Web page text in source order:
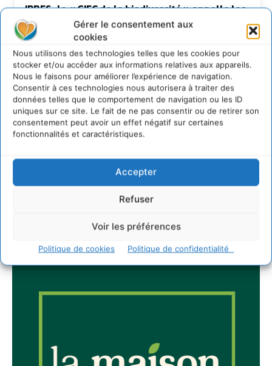
Gérer le consentement aux
cookies
Nous utilisons des technologies telles que les cookies pour
stocker et/ou accéder aux informations relatives aux appareils.
Nous le faisons pour améliorer l’expérience de navigation.
Consentir à ces technologies nous autorisera à traiter des
données telles que le comportement de navigation ou les ID
uniques sur ce site. Le fait de ne pas consentir ou de retirer son
consentement peut avoir un effet négatif sur certaines
fonctionnalités et caractéristiques.
Accepter
Refuser
Voir les préférences
Politique de cookies Politique de confidentialité
IPBES : le « GIEC de la biodiversité » appelle les
entreprises à devenir des alliées du vivant
4 août 2026
Comment le sol français a perdu sa mémoire
hydrique et déréglé tout le territoire (2020-
2026)
2 août 2026
Newsletter
JE M'ABONNE